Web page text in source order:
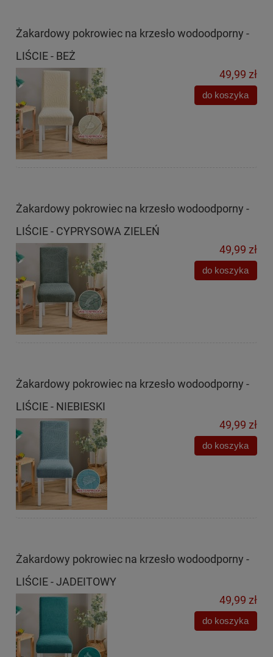
Żakardowy pokrowiec na krzesło wodoodporny -
LIŚCIE - BEŻ
49,99 zł
do koszyka
Żakardowy pokrowiec na krzesło wodoodporny -
LIŚCIE - CYPRYSOWA ZIELEŃ
49,99 zł
do koszyka
Żakardowy pokrowiec na krzesło wodoodporny -
LIŚCIE - NIEBIESKI
49,99 zł
do koszyka
Żakardowy pokrowiec na krzesło wodoodporny -
LIŚCIE - JADEITOWY
49,99 zł
do koszyka